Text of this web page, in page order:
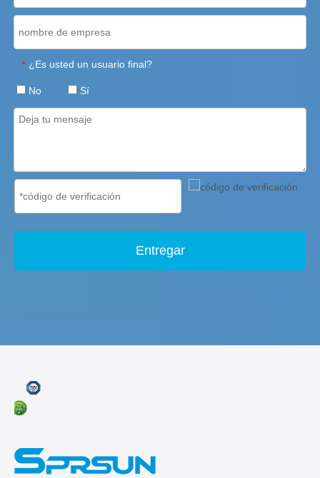
* ¿Es usted un usuario final?
No Sí
Entregar